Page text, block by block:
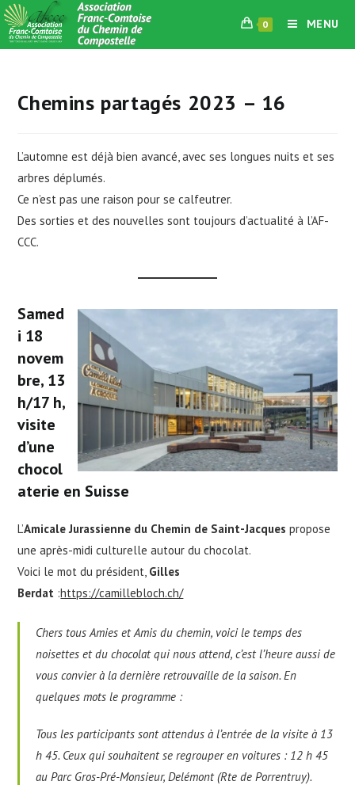
Skip
to
content
0 MENU
Chemins partagés 2023 – 16
L’automne est déjà bien avancé, avec ses longues nuits et ses
arbres déplumés.
Ce n’est pas une raison pour se calfeutrer.
Des sorties et des nouvelles sont toujours d’actualité à l’AF-
CCC.
Samed
i 18
novem
bre, 13
h/17 h,
visite
d’une
chocol
aterie en Suisse
L’Amicale Jurassienne du Chemin de Saint-Jacques propose
une après-midi culturelle autour du chocolat.
Voici le mot du président, Gilles
Berdat :https://camillebloch.ch/
Chers tous Amies et Amis du chemin, voici le temps des
noisettes et du chocolat qui nous attend, c’est l’heure aussi de
vous convier à la dernière retrouvaille de la saison. En
quelques mots le programme :
Tous les participants sont attendus à l’entrée de la visite à 13
h 45. Ceux qui souhaitent se regrouper en voitures : 12 h 45
au Parc Gros-Pré-Monsieur, Delémont (Rte de Porrentruy).